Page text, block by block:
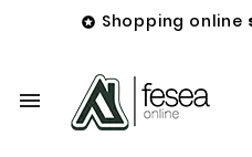
 Shopping online
